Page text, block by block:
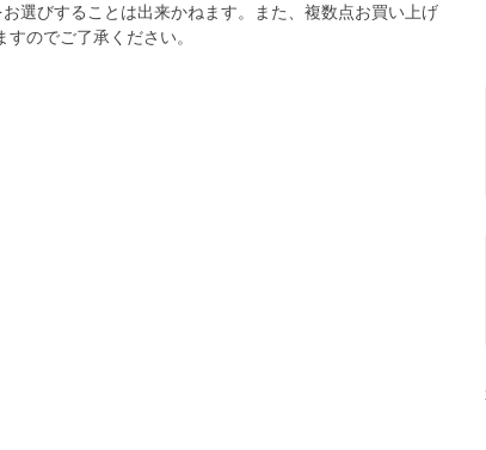
選びすることは出来かねます。また、複数点お買い上げ
のでご了承ください。